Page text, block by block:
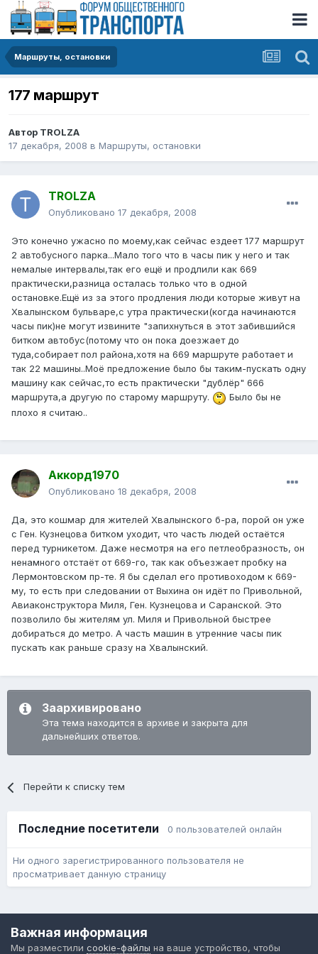
Маршруты, остановки
177 маршрут
Автор TROLZA
17 декабря, 2008 в Маршруты, остановки
TROLZA
Опубликовано 17 декабря, 2008
Это конечно ужасно по моему,как сейчас ездеет 177 маршрут
2 автобусного парка...Мало того что в часы пик у него и так
немалые интервалы,так его ещё и продлили как 669
практически,разница осталась только что в одной
остановке.Ещё из за этого продления люди которые живут на
Хвалынском бульваре,с утра практически(когда начинаются
часы пик)не могут извините "запихнуться в этот забившийся
битком автобус(потому что он пока доезжает до
туда,собирает пол района,хотя на 669 маршруте работает и
так 22 машины..Моё предложение было бы таким-пускать одну
машину как сейчас,то есть практически "дублёр" 666
маршрута,а другую по старому маршруту.
Было бы не
плохо я считаю..
Аккорд1970
Опубликовано 18 декабря, 2008
Да, это кошмар для жителей Хвалынского б-ра, порой он уже
с Ген. Кузнецова битком уходит, что часть людей остаётся
перед турникетом. Даже несмотря на его петлеобразность, он
ненамного отстаёт от 669-го, так как объезжает пробку на
Лермонтовском пр-те. Я бы сделал его противоходом к 669-
му, то есть при следовании от Выхина он идёт по Привольной,
Авиаконструктора Миля, Ген. Кузнецова и Саранской. Это
позволило бы жителям ул. Миля и Привольной быстрее
добираться до метро. А часть машин в утренние часы пик
пускать как раньше сразу на Хвалынский.
Заархивировано
Эта тема находится в архиве и закрыта для
дальнейших ответов.
Перейти к списку тем
Последние посетители 0 пользователей онлайн
Ни одного зарегистрированного пользователя не
просматривает данную страницу
Форум общественного транспорта
Важная информация
Мы разместили cookie-файлы на ваше устройство, чтобы